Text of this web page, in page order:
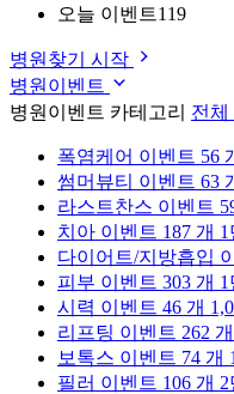
오늘 이벤트119
병원찾기 시작
병원이벤트
병원이벤트 카테고리 전체
폭염케어 이벤트 56
썸머뷰티 이벤트 63
라스트찬스 이벤트
치아 이벤트 187 개 1
다이어트/지방흡입
피부 이벤트 303 개 1
시력 이벤트 46 개
리프팅 이벤트 262 개
보톡스 이벤트 74 개
필러 이벤트 106 개 2